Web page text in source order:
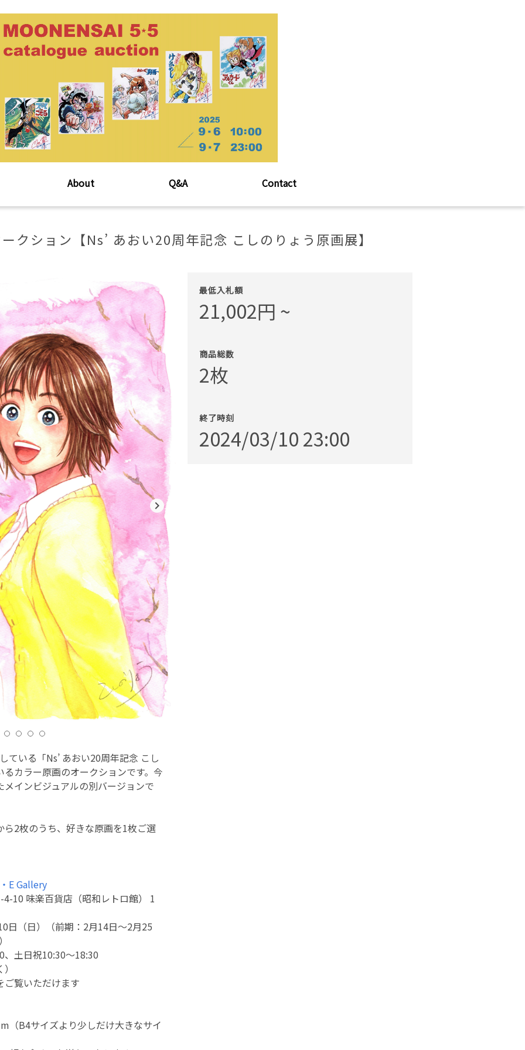
About Q&A Contact
クション【Ns’ あおい20周年記念 こしのりょう原画展】
navigate_next
ている「Ns’ あおい20周年記念 こし
カラー原画のオークションです。今
インビジュアルの別バージョンで
ら2枚のうち、好きな原画を1枚ご選
E Gallery
4-10 味楽百貨店（昭和レトロ館） 1
日（日）（前期：2月14日〜2月25
、土日祝10:30〜18:30
覧いただけます
（B4サイズより少しだけ大きなサイ
最低入札額
21,002円 ~
商品総数
2枚
終了時刻
2024/03/10 23:00